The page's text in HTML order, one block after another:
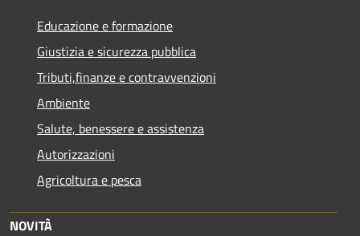
Educazione e formazione
Giustizia e sicurezza pubblica
Tributi,finanze e contravvenzioni
Ambiente
Salute, benessere e assistenza
Autorizzazioni
Agricoltura e pesca
NOVITÀ